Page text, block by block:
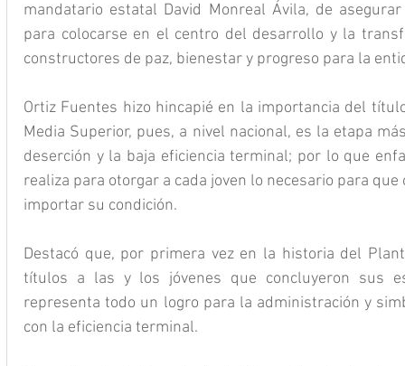
mandatario estatal David Monreal Ávila, de
para colocarse en el centro del desarrollo y la
constructores de paz, bienestar y progreso para la
Ortiz Fuentes hizo hincapié en la importancia del
Media Superior, pues, a nivel nacional, es la etapa
deserción y la baja eficiencia terminal; por lo que
realiza para otorgar a cada joven lo necesario para
importar su condición.
Destacó que, por primera vez en la historia del
títulos a las y los jóvenes que concluyeron sus
representa todo un logro para la administración y
con la eficiencia terminal.